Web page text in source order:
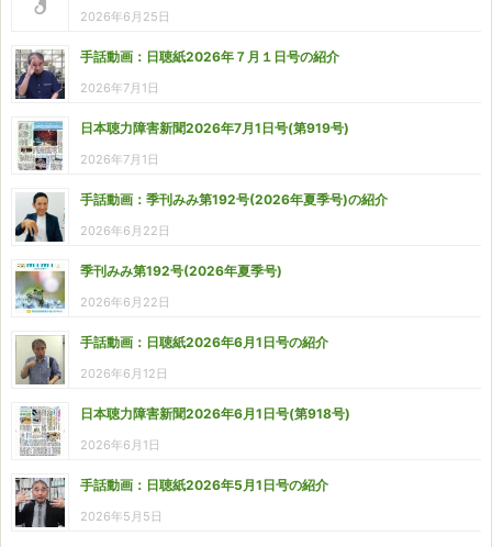
2026年6月25日
手話動画：日聴紙2026年７月１日号の紹介
2026年7月1日
日本聴力障害新聞2026年7月1日号(第919号)
2026年7月1日
手話動画：季刊みみ第192号(2026年夏季号)の紹介
2026年6月22日
季刊みみ第192号(2026年夏季号)
2026年6月22日
手話動画：日聴紙2026年6月1日号の紹介
2026年6月12日
日本聴力障害新聞2026年6月1日号(第918号)
2026年6月1日
手話動画：日聴紙2026年5月1日号の紹介
2026年5月5日